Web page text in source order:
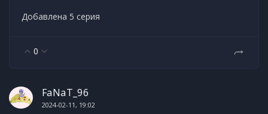
Добавлена 5 серия
0
FaNaT_96
2024-02-11, 19:02